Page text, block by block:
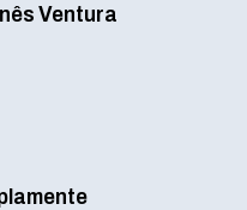
Ventura